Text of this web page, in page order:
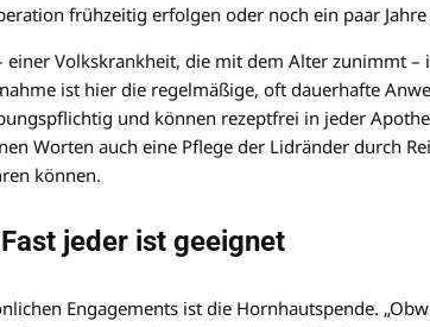
frühzeitig erfolgen oder noch ein paar
einer Volkskrankheit, die mit dem Alter zunimmt –
ist hier die regelmäßige, oft dauerhafte
und können rezeptfrei in jeder
Worten auch eine Pflege der Lidränder durch
können.
jeder ist geeignet
Engagements ist die Hornhautspende.